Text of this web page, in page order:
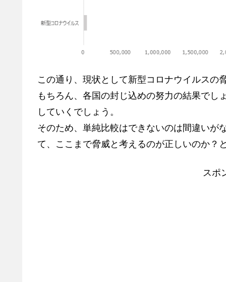
この通り、現状として新型コロナウイルスの
もちろん、各国の封じ込めの努力の結果でし
していくでしょう。
そのため、単純比較はできないのは間違いが
て、ここまで脅威と考えるのが正しいのか？
スポ